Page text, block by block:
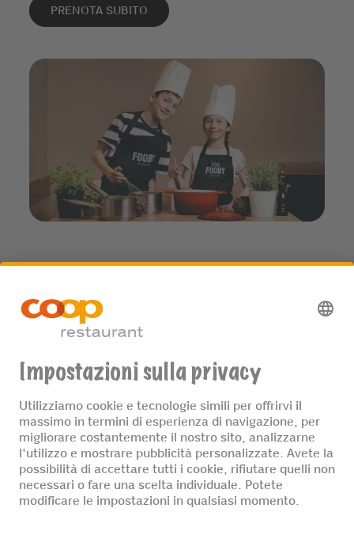
PRENOTA SUBITO
o autonomamente insieme ad altri bambini un men
u di tre portate ispirato alle ricette di little FOOBY.
PIÙ D'INFORMAZIONI